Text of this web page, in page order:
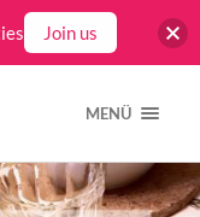
MENÜ
Join us